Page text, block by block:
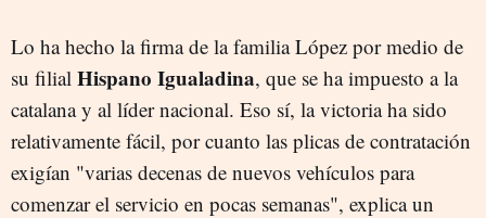
Lo ha hecho la firma de la familia López por medio de
su filial Hispano Igualadina, que se ha impuesto a la
catalana y al líder nacional. Eso sí, la victoria ha sido
relativamente fácil, por cuanto las plicas de contratación
exigían "varias decenas de nuevos vehículos para
comenzar el servicio en pocas semanas", explica un